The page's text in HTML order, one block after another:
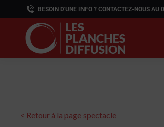
BESOIN D'UNE INFO ? CONTACTEZ-NOUS
< Retour à la page spectacle